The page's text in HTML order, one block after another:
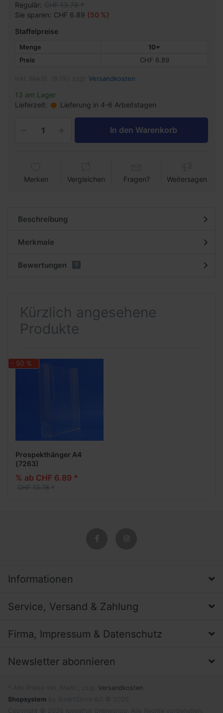
Regulär: CHF 13.78 *
Sie sparen: CHF 6.89 (50 %)
Staffelpreise
Menge
10+
Preis
CHF 6.89
Versandkosten
13 am Lager
Lieferzeit:
Lieferung in 4-6 Arbeitstagen
In den Warenkorb
Merken Vergleichen Fragen? Weitersagen
Beschreibung
Merkmale
Bewertungen 0
Kürzlich angesehene
Produkte
- 50 %
Prospekthänger A4
(7263)
% ab CHF 6.89 *
CHF 13.78 *
Informationen
Service, Versand & Zahlung
Firma, Impressum & Datenschutz
Newsletter abonnieren
Versandkosten
Shopsystem